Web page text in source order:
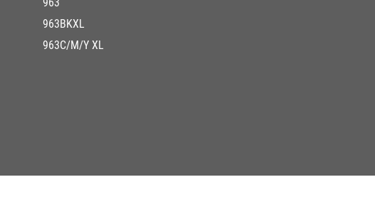
963BKXL
963C/M/Y XL